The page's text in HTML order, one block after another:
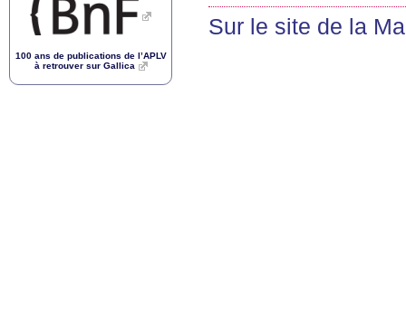
Sur le site de la
100 ans de publications de l’APLV
à retrouver sur Gallica